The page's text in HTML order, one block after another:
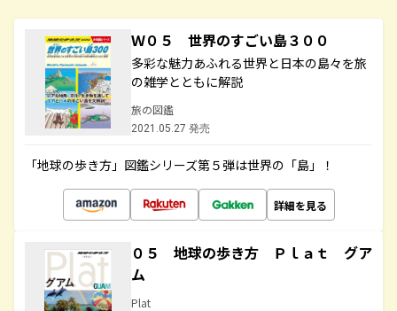
Ｗ０５ 世界のすごい島３００
多彩な魅力あふれる世界と日本の島々を旅
の雑学とともに解説
旅の図鑑
2021.05.27 発売
「地球の歩き方」図鑑シリーズ第５弾は世界の「島」！
詳細を見る
０５ 地球の歩き方 Ｐｌａｔ グア
ム
Plat